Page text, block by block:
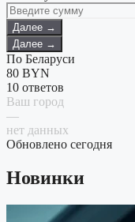
Далее →
Далее →
По Беларуси
80 BYN
10 ответов
Ваш город
—
нет данных
Обновлено сегодня
Новинки